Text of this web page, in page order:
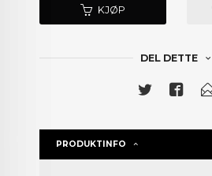
KJØP
DEL DETTE
PRODUKTINFO